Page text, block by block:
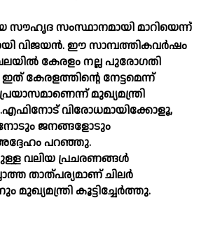
സൗഹൃദ സംസ്ഥാനമായി മാറിയെന്ന്
വിജയന്‍. ഈ സാമ്പത്തികവര്‍ഷം
കേരളം നല്ല പുരോഗതി
ഇത് കേരളത്തിന്റെ നേട്ടമെന്ന്
മുഖ്യമന്ത്രി
വിരോധമായിക്കോളൂ,
ജനങ്ങളോടും
പറഞ്ഞു.
വലിയ പ്രചരണങ്ങള്‍
താത്പര്യമാണ് ചിലര്‍
മുഖ്യമന്ത്രി കൂട്ടിച്ചേര്‍ത്തു.